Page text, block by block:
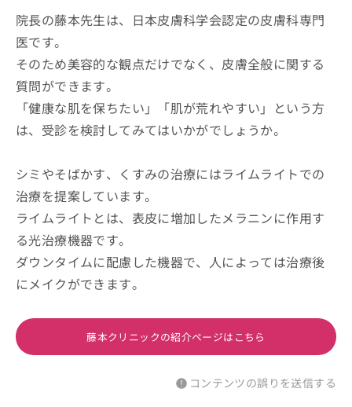
院長の藤本先生は、日本皮膚科学会認定の皮膚科専門
医です。
そのため美容的な観点だけでなく、皮膚全般に関する
質問ができます。
「健康な肌を保ちたい」「肌が荒れやすい」という方
は、受診を検討してみてはいかがでしょうか。
シミやそばかす、くすみの治療にはライムライトでの
治療を提案しています。
ライムライトとは、表皮に増加したメラニンに作用す
る光治療機器です。
ダウンタイムに配慮した機器で、人によっては治療後
にメイクができます。
藤本クリニックの紹介ページはこちら
コンテンツの誤りを送信する